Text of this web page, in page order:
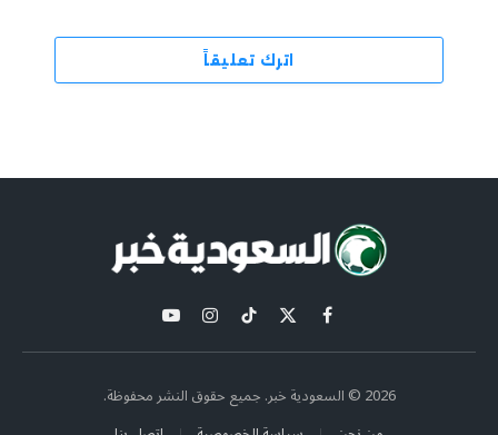
اترك تعليقاً
فيسبوك
X
(Twitter)
تيكتوكالانستغراميوتيوب
2026 © السعودية خبر. جميع حقوق النشر محفوظة.